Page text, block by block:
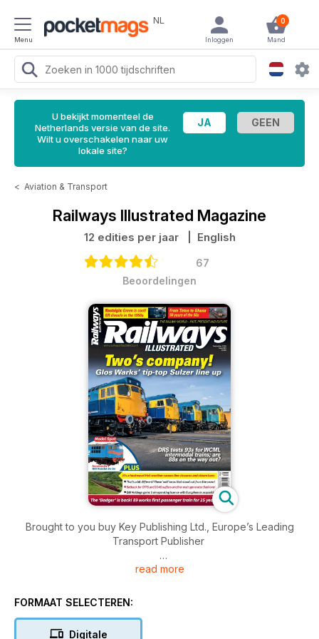
Menu
NL 0
Mand
Inloggen
U bekijkt momenteel de
Netherlands versie van de site.
Wilt u overschakelen naar uw
lokale site?
< Aviation & Transport
Railways Illustrated Magazine
12 edities per jaar | English
67
Beoordelingen
Brought to you buy Key Publishing Ltd., Europe’s Leading
Transport Publisher
Railways Illustrated is the monthly magazine devoted to British
contains news, features and views in addition to reviews,
steam galas, event reviews, nostalgia and rolling stock
read more
FORMAAT SELECTEREN:
Digitale